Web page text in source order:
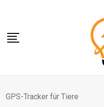
content
GPS-Tracker für Tiere